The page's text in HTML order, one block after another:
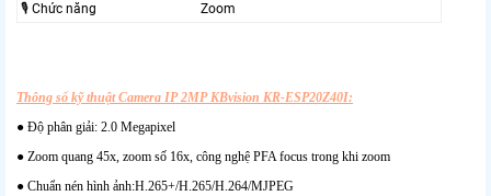
🎙 Chức năng
Zoom
Thông số kỹ thuật Camera IP 2MP KBvision KR-ESP20Z40I:
● Độ phân giải: 2.0 Megapixel
● Zoom quang 45x, zoom số 16x, công nghệ PFA focus trong khi zoom
● Chuẩn nén hình ảnh:H.265+/H.265/H.264/MJPEG